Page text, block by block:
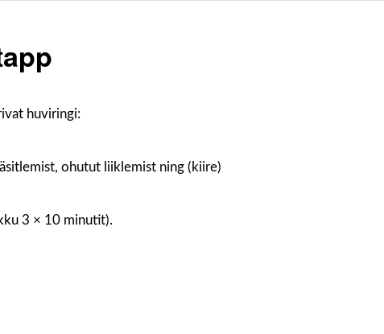
huviringi:
ohutut liiklemist ning (kiire)
3 × 10 minutit).